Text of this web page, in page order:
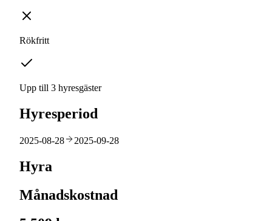
Rökfritt
Upp till 3 hyresgäster
Hyresperiod
2025-08-28 2025-09-28
Hyra
Månadskostnad